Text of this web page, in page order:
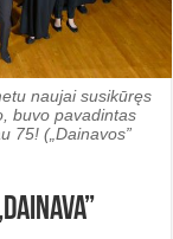
naujai susikūręs
buvo pavadintas
75! („Dainavos”